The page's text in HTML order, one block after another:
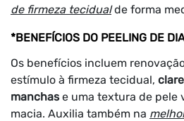
de firmeza tecidualde forma
*BENEFÍCIOS DO PEELING DE
Os benefícios incluem
estímulo à firmeza tecidual,
manchas e uma textura de pele
macia. Auxilia também na